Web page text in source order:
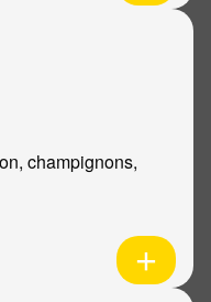
champignons,